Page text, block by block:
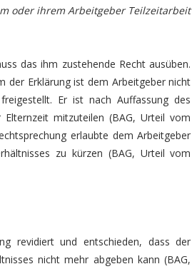
oder ihrem Arbeitgeber Teilzeitarbeit
das ihm zustehende Recht ausüben.
der Erklärung ist dem Arbeitgeber nicht
Er ist nach Auffassung des
mitzuteilen (BAG, Urteil vom
erlaubte dem Arbeitgeber
zu kürzen (BAG, Urteil vom
revidiert und entschieden, dass der
nicht mehr abgeben kann (BAG,